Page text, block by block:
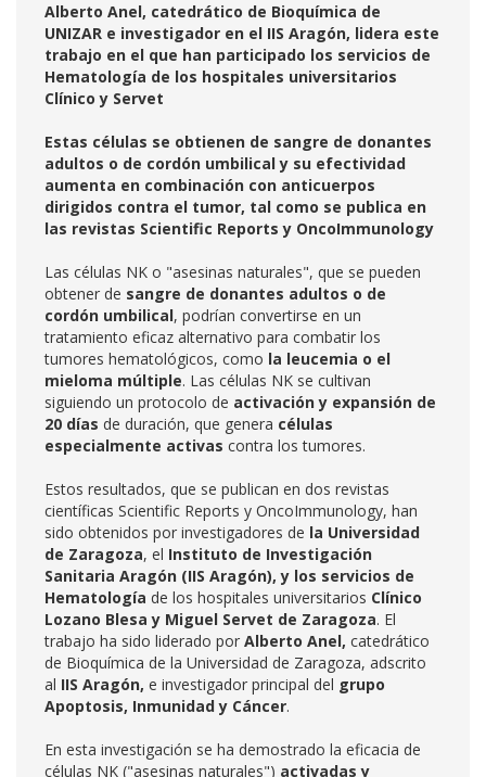
Alberto Anel, catedrático de Bioquímica de
UNIZAR e investigador en el IIS Aragón, lidera este
trabajo en el que han participado los servicios de
Hematología de los hospitales universitarios
Clínico y Servet
Estas células se obtienen de sangre de donantes
adultos o de cordón umbilical y su efectividad
aumenta en combinación con anticuerpos
dirigidos contra el tumor, tal como se publica en
las revistas Scientific Reports y OncoImmunology
Las células NK o "asesinas naturales", que se pueden
obtener de sangre de donantes adultos o de
cordón umbilical, podrían convertirse en un
tratamiento eficaz alternativo para combatir los
tumores hematológicos, como la leucemia o el
mieloma múltiple. Las células NK se cultivan
siguiendo un protocolo de activación y expansión de
20 días de duración, que genera células
especialmente activas contra los tumores.
Estos resultados, que se publican en dos revistas
científicas Scientific Reports y OncoImmunology, han
sido obtenidos por investigadores de la Universidad
de Zaragoza, el Instituto de Investigación
Sanitaria Aragón (IIS Aragón), y los servicios de
Hematología de los hospitales universitarios Clínico
Lozano Blesa y Miguel Servet de Zaragoza. El
trabajo ha sido liderado por Alberto Anel, catedrático
de Bioquímica de la Universidad de Zaragoza, adscrito
al IIS Aragón, e investigador principal del grupo
Apoptosis, Inmunidad y Cáncer.
En esta investigación se ha demostrado la eficacia de
células NK ("asesinas naturales") activadas y